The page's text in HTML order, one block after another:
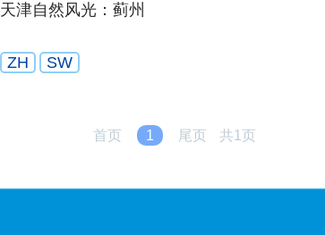
天津自然风光：蓟州
ZH SW
首页 1 尾页 共1页